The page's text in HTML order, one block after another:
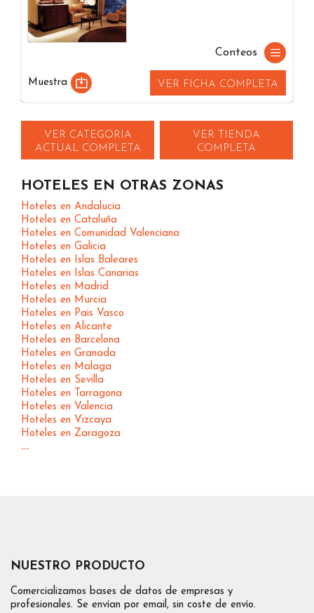
Conteos
Muestra VER FICHA COMPLETA
VER CATEGORIA
ACTUAL COMPLETA
VER TIENDA
COMPLETA
HOTELES EN OTRAS ZONAS
Hoteles en Andalucia
Hoteles en Cataluña
Hoteles en Comunidad Valenciana
Hoteles en Galicia
Hoteles en Islas Baleares
Hoteles en Islas Canarias
Hoteles en Madrid
Hoteles en Murcia
Hoteles en Pais Vasco
Hoteles en Alicante
Hoteles en Barcelona
Hoteles en Granada
Hoteles en Malaga
Hoteles en Sevilla
Hoteles en Tarragona
Hoteles en Valencia
Hoteles en Vizcaya
Hoteles en Zaragoza
...
NUESTRO PRODUCTO
Comercializamos bases de datos de empresas y
profesionales. Se envían por email, sin coste de envío.